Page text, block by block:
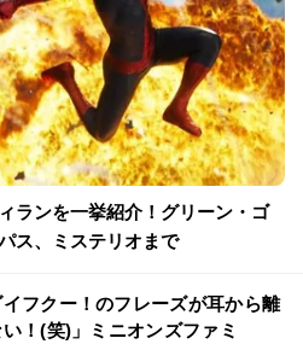
ランを一挙紹介！グリーン・ゴ
ス、ミステリオまで
イフクー！のフレーズが耳から離
！(笑)」ミニオンズファミ